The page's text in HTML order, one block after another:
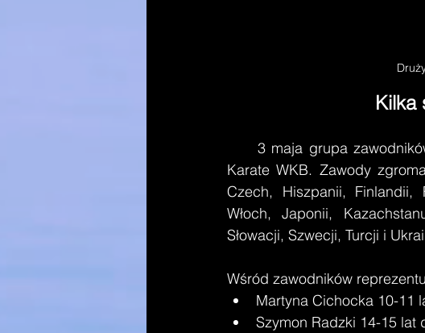
Kilka
Karate WKB. Zawody
Czech, Hiszpanii, Finlandii,
Włoch, Japonii,
Słowacji, Szwecji, Turcji i
Wśród zawodników
Martyna Cichocka 10-11
Szymon Radzki 14-15 lat